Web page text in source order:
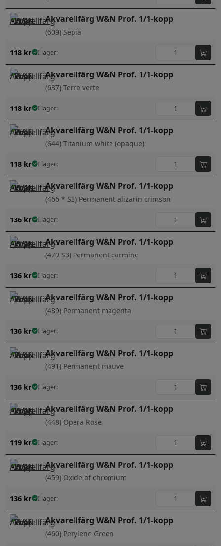
Akvarellfärg W&N Prof. 1/1-kopp
(609) Sepia
118 kr I lager:
Akvarellfärg W&N Prof. 1/1-kopp
(637) Terre verte
118 kr I lager:
Akvarellfärg W&N Prof. 1/1-kopp
(644) Titanium white (opaque)
118 kr I lager:
Akvarellfärg W&N Prof. 1/1-kopp
(466 * S3) Permanent alizarin crimson
136 kr I lager:
Akvarellfärg W&N Prof. 1/1-kopp
(479 S3) Permanent carmine
136 kr I lager:
Akvarellfärg W&N Prof. 1/1-kopp
(489) Permanent magenta
136 kr I lager:
Akvarellfärg W&N Prof. 1/1-kopp
(491) Permanent mauve
136 kr I lager:
Akvarellfärg W&N Prof. 1/1-kopp
(448) Opera Rose
119 kr I lager:
Akvarellfärg W&N Prof. 1/1-kopp
(459) Oxide of chromium
136 kr I lager:
Akvarellfärg W&N Prof. 1/1-kopp
(460) Perylene Green